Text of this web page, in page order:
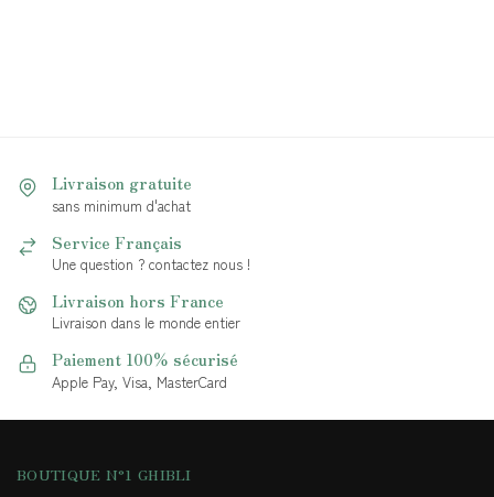
Livraison gratuite
sans minimum d'achat
Service Français
Une question ? contactez nous !
Livraison hors France
Livraison dans le monde entier
Paiement 100% sécurisé
Apple Pay, Visa, MasterCard
BOUTIQUE N°1 GHIBLI